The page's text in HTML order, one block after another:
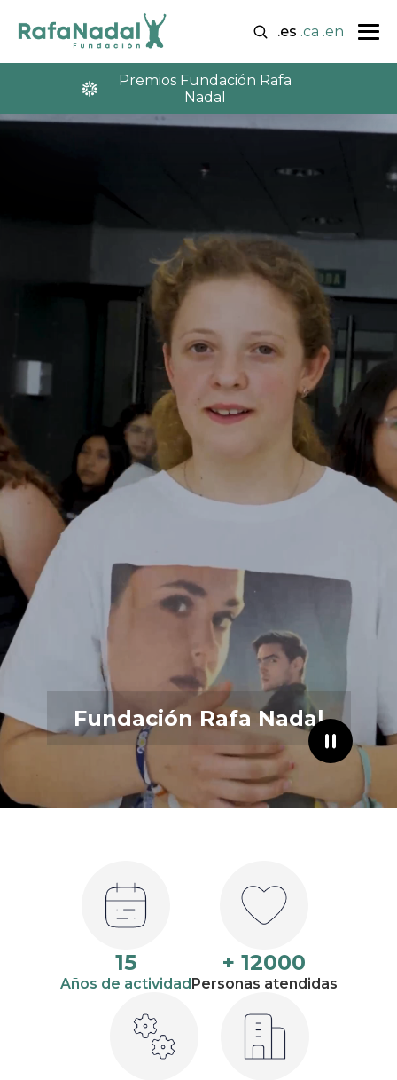
.es .ca .en
Premios Fundación Rafa
Nadal
Fundación Rafa Nadal
15
Años de actividad
+ 12000
Personas atendidas